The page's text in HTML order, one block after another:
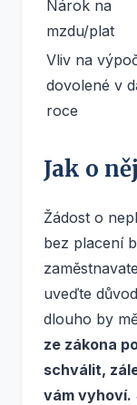
Nárok na
mzdu/plat
Vliv na
dovolené v
roce
Jak o
Žádost o
bez placení
uveďte
dlouho by
ze zákona
schválit,
vám vyhoví.